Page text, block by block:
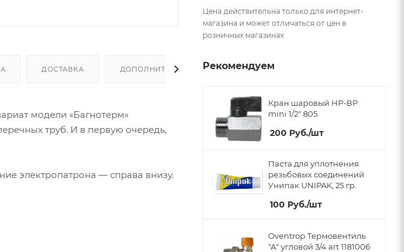
ДОСТАВКА ДОПОЛНИТЕЛЬНО
модели «Багнотерм»
труб. И в первую очередь,
электропатрона — справа внизу.
Цена действительна только для интернет-
магазина и может отличаться от цен в
розничных магазинах
Рекомендуем
Кран шаровый НР-ВР
mini 1/2" 805
200 Руб./шт
Паста для уплотнения
резьбовых соединений
Унипак UNIPAK, 25 гр.
100 Руб./шт
Oventrop Термовентиль
"А" угловой 3/4 art 1181006